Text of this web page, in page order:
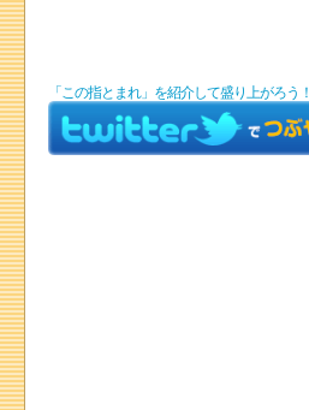
「この指とまれ」を紹介して盛り上がろう！